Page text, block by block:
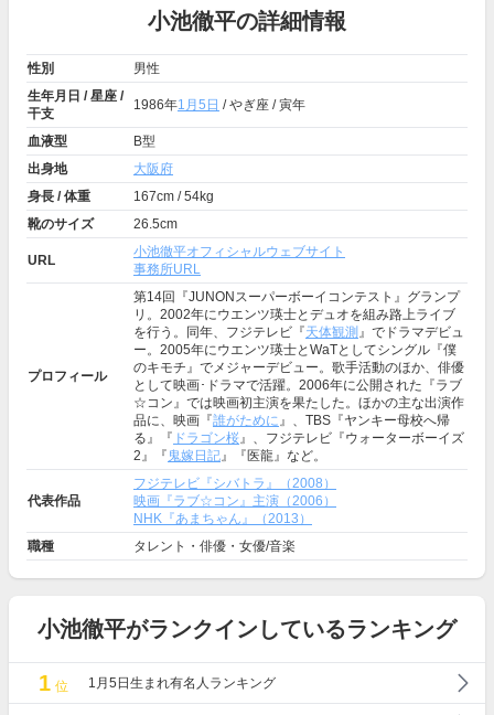
小池徹平の詳細情報
性別
男性
生年月日 / 星座 /
干支
1986年1月5日 / やぎ座 / 寅年
血液型
B型
出身地
大阪府
身長 / 体重
167cm / 54kg
靴のサイズ
26.5cm
URL
小池徹平オフィシャルウェブサイト
事務所URL
プロフィール
第14回『JUNONスーパーボーイコンテスト』グランプ
リ。2002年にウエンツ瑛士とデュオを組み路上ライブ
を行う。同年、フジテレビ『天体観測 』でドラマデビュ
ー。2005年にウエンツ瑛士とWaTとしてシングル『僕
のキモチ』でメジャーデビュー。歌手活動のほか、俳優
として映画･ドラマで活躍。2006年に公開された『ラブ
☆コン』では映画初主演を果たした。ほかの主な出演作
品に、映画『誰がために』、TBS『ヤンキー母校へ帰
る』『 ドラゴン桜』、フジテレビ『ウォーターボーイズ
2』『 鬼嫁日記』『医龍』など。
代表作品
フジテレビ『シバトラ』（2008）
映画『ラブ☆コン』主演（2006）
NHK『あまちゃん』（2013）
職種
タレント・俳優・女優/音楽
小池徹平がランクインしているランキング
1 位 1月5日生まれ有名人ランキング